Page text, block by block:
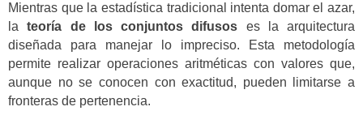
Mientras que la estadística tradicional intenta domar el azar,
lateoría de los conjuntos difusos es la arquitectura
diseñada para manejar lo impreciso. Esta metodología
permite realizar operaciones aritméticas con valores que,
aunque no se conocen con exactitud, pueden limitarse a
fronteras de pertenencia.